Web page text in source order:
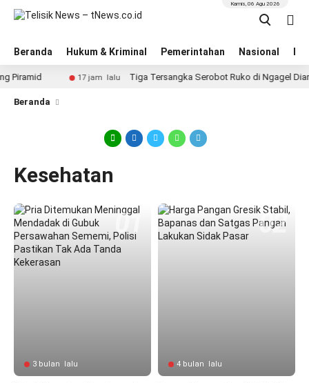
Beranda Hukum & Kriminal Pemerintahan Nasional
Kamis, 06 Agu 2026
17 jam lalu Tiga Tersangka Serobot Ruko di Ngagel
Beranda
Kesehatan
3 bulan lalu 4 bulan lalu